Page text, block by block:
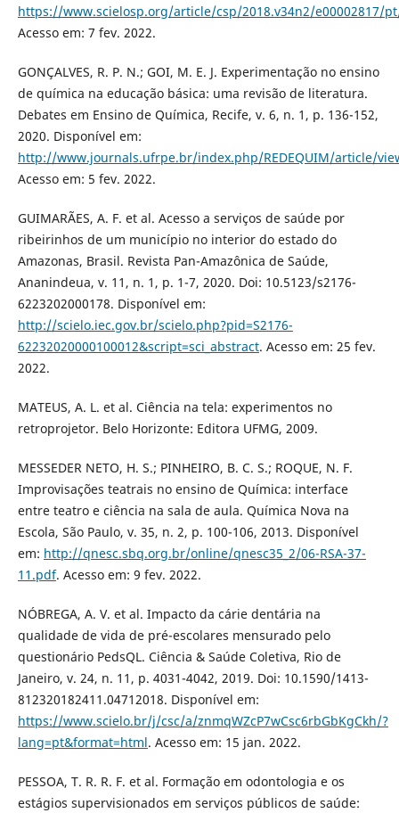
https://www.scielosp.org/article/csp/2018.v34n2/e00002817/
Acesso em: 7 fev. 2022.
GONÇALVES, R. P. N.; GOI, M. E. J. Experimentação no ensino
de química na educação básica: uma revisão de literatura.
Debates em Ensino de Química, Recife, v. 6, n. 1, p. 136-152,
2020. Disponível em:
http://www.journals.ufrpe.br/index.php/REDEQUIM/article/
Acesso em: 5 fev. 2022.
GUIMARÃES, A. F. et al. Acesso a serviços de saúde por
ribeirinhos de um município no interior do estado do
Amazonas, Brasil. Revista Pan-Amazônica de Saúde,
Ananindeua, v. 11, n. 1, p. 1-7, 2020. Doi: 10.5123/s2176-
6223202000178. Disponível em:
http://scielo.iec.gov.br/scielo.php?pid=S2176-
62232020000100012&script=sci_abstract. Acesso em: 25 fev.
2022.
MATEUS, A. L. et al. Ciência na tela: experimentos no
retroprojetor. Belo Horizonte: Editora UFMG, 2009.
MESSEDER NETO, H. S.; PINHEIRO, B. C. S.; ROQUE, N. F.
Improvisações teatrais no ensino de Química: interface
entre teatro e ciência na sala de aula. Química Nova na
Escola, São Paulo, v. 35, n. 2, p. 100-106, 2013. Disponível
em: http://qnesc.sbq.org.br/online/qnesc35_2/06-RSA-37-
11.pdf. Acesso em: 9 fev. 2022.
NÓBREGA, A. V. et al. Impacto da cárie dentária na
qualidade de vida de pré-escolares mensurado pelo
questionário PedsQL. Ciência & Saúde Coletiva, Rio de
Janeiro, v. 24, n. 11, p. 4031-4042, 2019. Doi: 10.1590/1413-
812320182411.04712018. Disponível em:
https://www.scielo.br/j/csc/a/znmqWZcP7wCsc6rbGbKgCkh/?
lang=pt&format=html. Acesso em: 15 jan. 2022.
PESSOA, T. R. R. F. et al. Formação em odontologia e os
estágios supervisionados em serviços públicos de saúde: